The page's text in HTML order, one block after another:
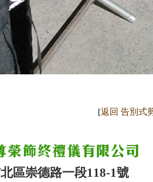
[返回 告別式
區崇德路一段118-1號